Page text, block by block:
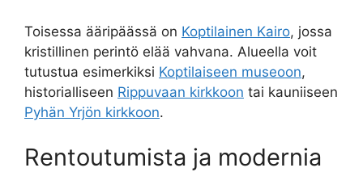
Toisessa ääripäässä on Koptilainen Kairo, jossa
kristillinen perintö elää vahvana. Alueella voit
tutustua esimerkiksi Koptilaiseen museoon,
historialliseen Rippuvaan kirkkoon tai kauniiseen
Pyhän Yrjön kirkkoon.
Rentoutumista ja modernia